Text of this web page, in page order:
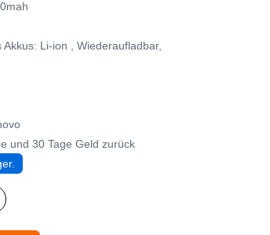
Li-ion , Wiederaufladbar,
und 30 Tage Geld zurück